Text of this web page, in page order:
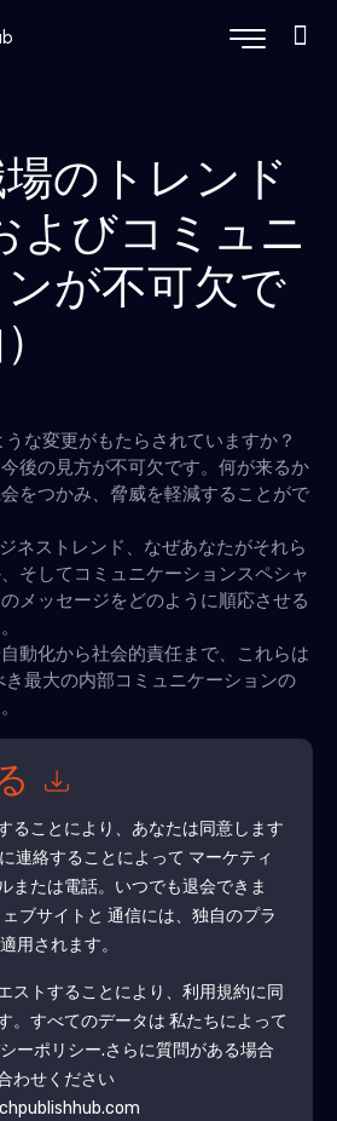
場のトレンド
よびコミュニ
が不可欠で
な変更がもたらされていますか？
後の見方が不可欠です。何が来るか
をつかみ、脅威を軽減することがで
ネストレンド、なぜあなたがそれら
そしてコミュニケーションスペシャ
メッセージをどのように順応させる
動化から社会的責任まで、これらは
最大の内部コミュニケーションの
ることにより、あなたは同意します
連絡することによって マーケティ
または電話。いつでも退会できま
ェブサイトと 通信には、独自のプラ
用されます。
ストすることにより、利用規約に同
。すべてのデータは 私たちによって
ーポリシー.さらに質問がある場合
わせください